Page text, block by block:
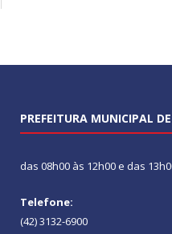
PREFEITURA MUNICIPAL
das 08h00 às 12h00 e das
Telefone:
(42) 3132-6900